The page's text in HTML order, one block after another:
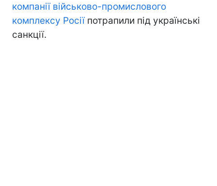
компанії військово-промислового
комплексу Росіїпотрапили під українські
санкції.